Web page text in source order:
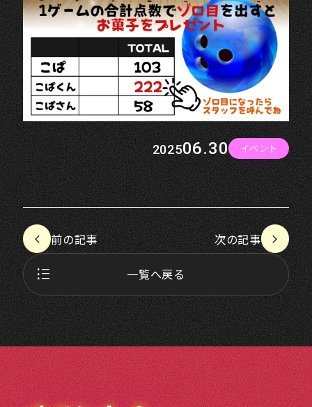
202506.30 イベント
arrow_back_ios 前の記事 次の記事 arrow_forward_ios
format_list_bulleted 一覧へ戻る